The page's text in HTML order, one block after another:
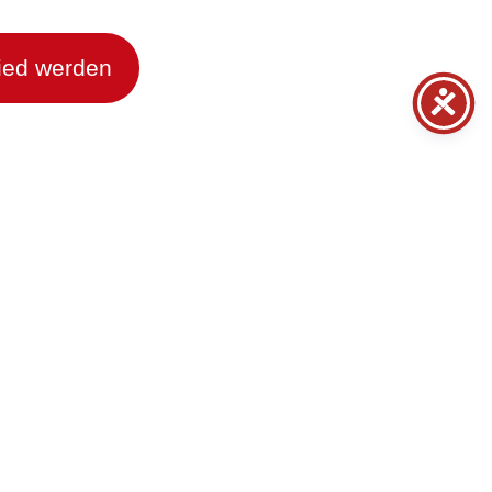
werden